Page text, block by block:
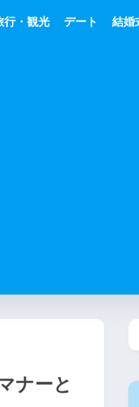
行・観光 デート 結婚
ナーと